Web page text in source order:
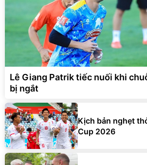
Lê Giang Patrik tiếc nuối khi
bị ngắt
Kịch bản nghẹt
Cup 2026